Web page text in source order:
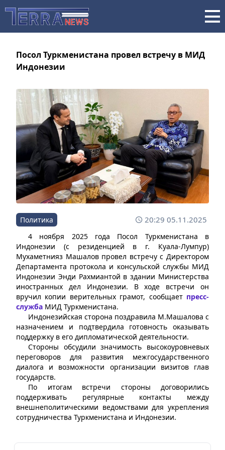
Посол Туркменистана провел встречу в МИД
Индонезии
Политика 20:29 05.11.2025
4 ноября 2025 года Посол Туркменистана в
Индонезии (с резиденцией в г. Куала-Лумпур)
Мухаметнияз Машалов провел встречу с Директором
Департамента протокола и консульской службы МИД
Индонезии Энди Рахмиантой в здании Министерства
иностранных дел Индонезии. В ходе встречи он
вручил копии верительных грамот, сообщает пресс-
служба МИД Туркменистана.
Индонезийская сторона поздравила М.Машалова с
назначением и подтвердила готовность оказывать
поддержку в его дипломатической деятельности.
Стороны обсудили значимость высокоуровневых
переговоров для развития межгосударственного
диалога и возможности организации визитов глав
государств.
По итогам встречи стороны договорились
поддерживать регулярные контакты между
внешнеполитическими ведомствами для укрепления
сотрудничества Туркменистана и Индонезии.